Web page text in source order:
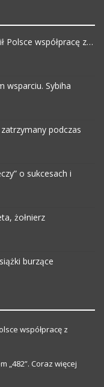
Polsce współpracę z…
wsparciu. Sybiha
podczas
o sukcesach i
żołnierz
burzące
współpracę z
„482”. Coraz więcej